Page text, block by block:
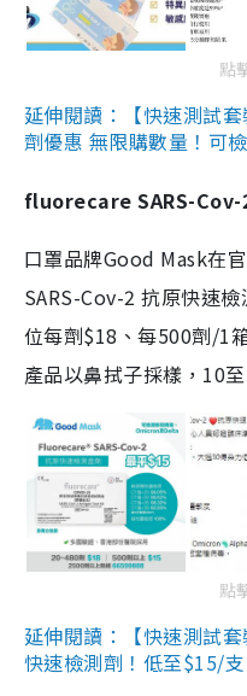
點
延伸閱讀：【快速測試
劑優惠 無限購數量！可
fluorecare SARS-Cov-
口罩品牌Good Mask在
SARS-Cov-2 抗原快速
位每劑$18、每500劑/1
產品以鼻拭子採樣，10
點
延伸閱讀：【快速測試
快速檢測劑！低至$15/